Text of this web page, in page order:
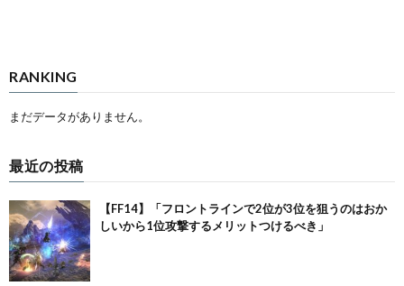
RANKING
まだデータがありません。
最近の投稿
【FF14】「フロントラインで2位が3位を狙うのはおか
しいから1位攻撃するメリットつけるべき」